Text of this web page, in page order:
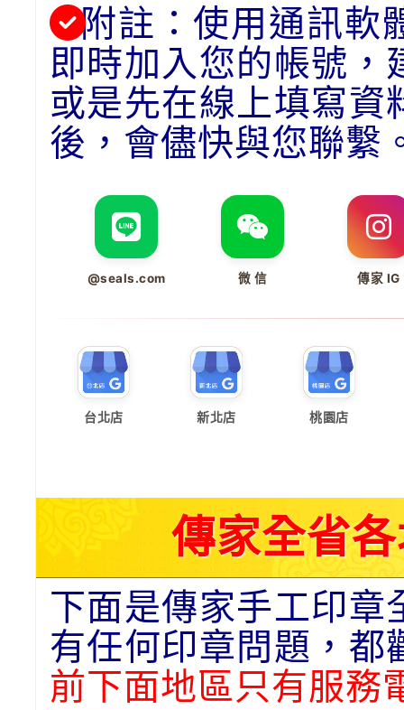
附註：使用通訊軟
即時加入您的帳號，
或是先在線上填寫資
後，會儘快與您聯繫
@seals.com 微 信 傳家 IG
台北店 新北店 桃園店
傳家全省
下面是傳家手工印章
有任何印章問題，都
前下面地區只有服務